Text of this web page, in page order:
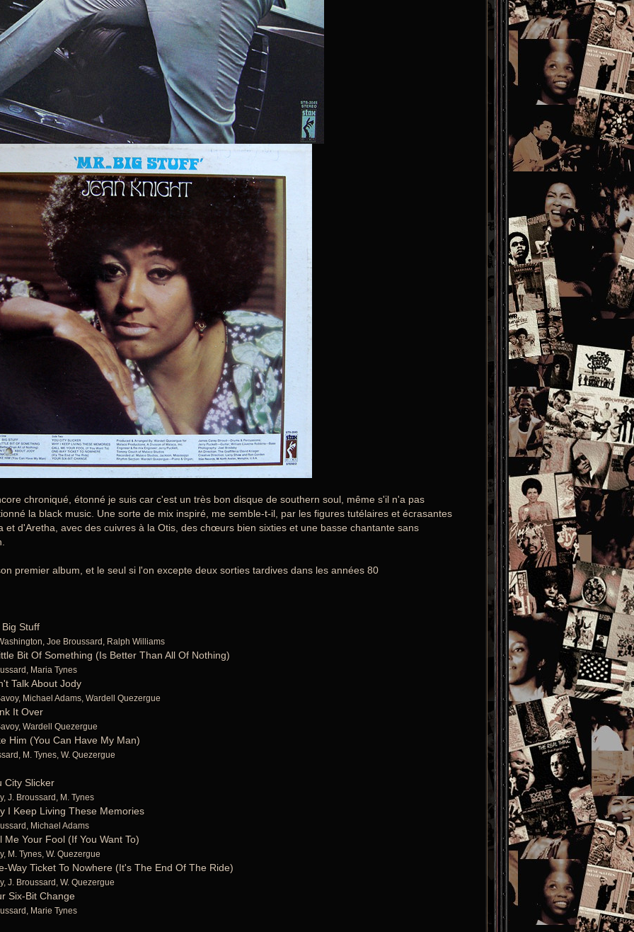
chroniqué, étonné je suis car c'est un très bon disque de southern soul, même s'il n'a pas
la black music. Une sorte de mix inspiré, me semble-t-il, par les figures tutélaires et écrasantes
et d'Aretha, avec des cuivres à la Otis, des chœurs bien sixties et une basse chantante sans
premier album, et le seul si l'on excepte deux sorties tardives dans les années 80
Stuff
Joe Broussard, Ralph Williams
Bit Of Something (Is Better Than All Of Nothing)
Maria Tynes
Talk About Jody
Michael Adams, Wardell Quezergue
It Over
Wardell Quezergue
Him (You Can Have My Man)
M. Tynes, W. Quezergue
City Slicker
J. Broussard, M. Tynes
I Keep Living These Memories
Michael Adams
Me Your Fool (If You Want To)
M. Tynes, W. Quezergue
Way Ticket To Nowhere (It's The End Of The Ride)
J. Broussard, W. Quezergue
Six-Bit Change
Marie Tynes